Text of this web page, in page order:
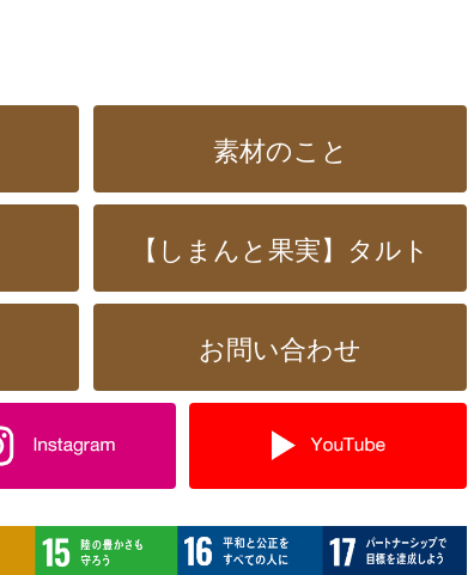
素材のこと
【しまんと果実】タルト
お問い合わせ